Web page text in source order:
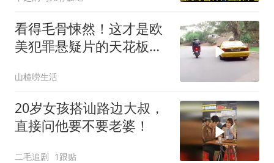
看得毛骨悚然！这才是欧
美犯罪悬疑片的天花板，
山楂唠生活
20岁女孩搭讪路边大叔，
直接问他要不要老婆！
二毛追剧 1跟贴